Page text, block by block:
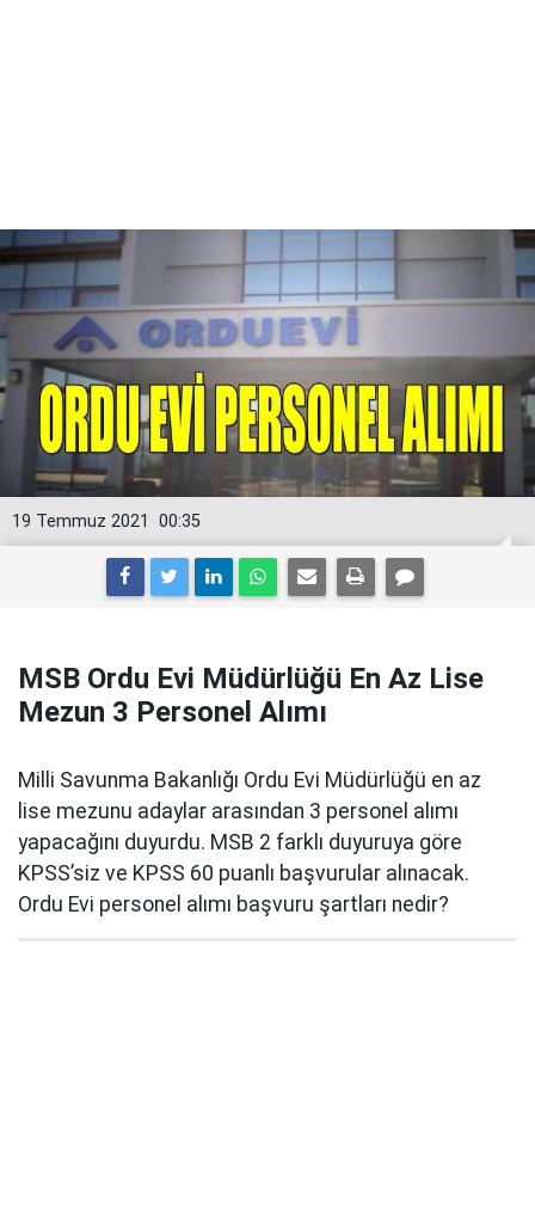
00:35
19 Temmuz 2021
MSB Ordu Evi Müdürlüğü En Az Lise
Mezun 3 Personel Alımı
Milli Savunma Bakanlığı Ordu Evi Müdürlüğü en az
lise mezunu adaylar arasından 3 personel alımı
yapacağını duyurdu. MSB 2 farklı duyuruya göre
KPSS’siz ve KPSS 60 puanlı başvurular alınacak.
Ordu Evi personel alımı başvuru şartları nedir?